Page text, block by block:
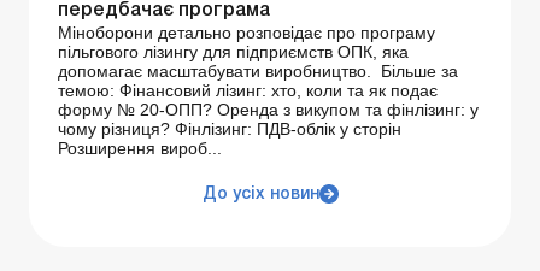
передбачає програма
Міноборони детально розповідає про програму
пільгового лізингу для підприємств ОПК, яка
допомагає масштабувати виробництво. Більше за
темою: Фінансовий лізинг: хто, коли та як подає
форму № 20-ОПП? Оренда з викупом та фінлізинг: у
чому різниця? Фінлізинг: ПДВ-облік у сторін
Розширення вироб...
До усіх новин